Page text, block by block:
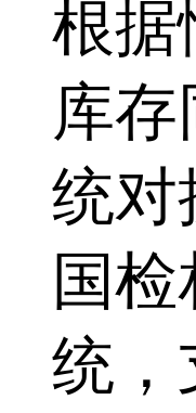
根据
库
统对
国
统，